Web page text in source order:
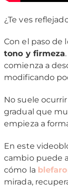
¿Te ves
Con el paso de
tono y firmeza
comienza a
modificando
No suele
gradual que
empieza a
En este
cambio puede
cómo la
mirada,